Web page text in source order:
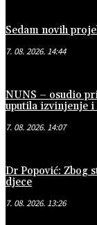
Sedam novih
7. 08. 2026. 14:44
NUNS – osudio
uputila izvinjenje i
7. 08. 2026. 14:07
Dr Popović: Zbog
djece
7. 08. 2026. 13:26